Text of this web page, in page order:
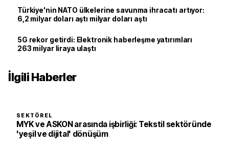
Türkiye'nin NATO ülkelerine savunma ihracatı artıyor:
6,2 milyar doları aştı milyar doları aştı
5G rekor getirdi: Elektronik haberleşme yatırımları
263 milyar liraya ulaştı
İlgili Haberler
SEKTÖREL
MYK ve ASKON arasında işbirliği: Tekstil sektöründe
'yeşil ve dijital' dönüşüm